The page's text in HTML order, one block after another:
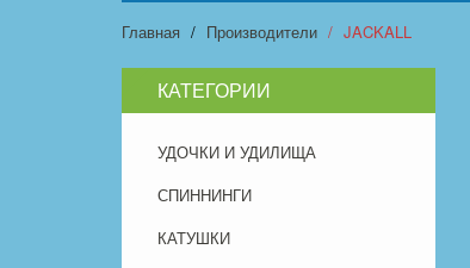
Главная Производители JACKALL
КАТЕГОРИИ
УДОЧКИ И УДИЛИЩА
СПИННИНГИ
КАТУШКИ